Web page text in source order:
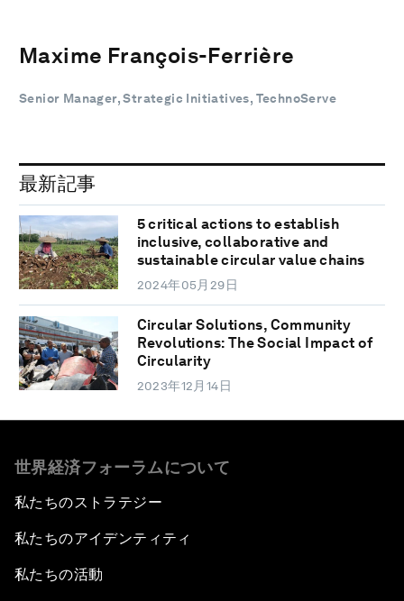
Maxime François-Ferrière
Senior Manager, Strategic Initiatives, TechnoServe
最新記事
5 critical actions to establish
inclusive, collaborative and
sustainable circular value chains
2024年05月29日
Circular Solutions, Community
Revolutions: The Social Impact of
Circularity
2023年12月14日
世界経済フォーラムについて
私たちのストラテジー
私たちのアイデンティティ
私たちの活動